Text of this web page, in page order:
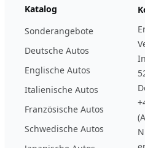
Katalog
Sonderangebote
Deutsche Autos
Englische Autos
Italienische Autos
Französische Autos
Schwedische Autos